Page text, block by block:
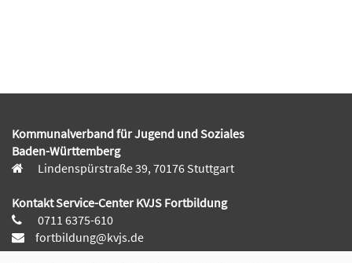
Kommunalverband für Jugend und Soziales
Baden-Württemberg
Lindenspürstraße 39, 70176 Stuttgart
Kontakt Service-Center KVJS Fortbildung
0711 6375-610
fortbildung@kvjs.de